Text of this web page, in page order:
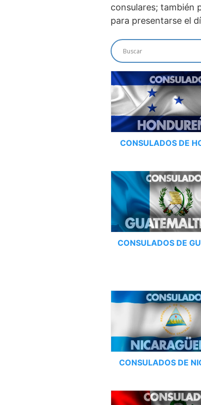
consulares; también
para presentarse el
CONSULADOS DE
CONSULADOS DE
CONSULADOS DE